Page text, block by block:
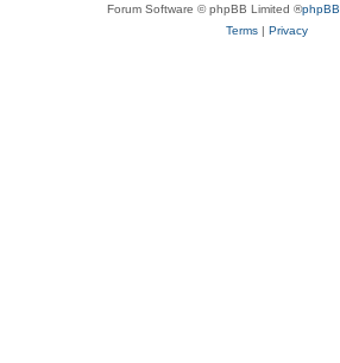
phpBB
® Forum Software © phpBB Limited
Privacy
|
Terms